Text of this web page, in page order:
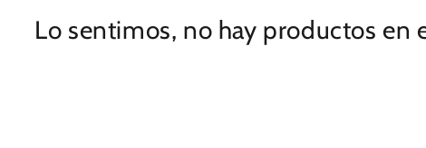
Lo sentimos, no hay productos en